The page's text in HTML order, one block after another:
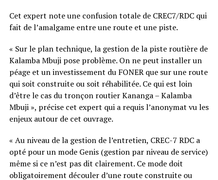
Cet expert note une confusion totale de CREC7/RDC qui
fait de l’amalgame entre une route et une piste.
« Sur le plan technique, la gestion de la piste routière de
Kalamba Mbuji pose problème. On ne peut installer un
péage et un investissement du FONER que sur une route
qui soit construite ou soit réhabilitée. Ce qui est loin
d’être le cas du tronçon routier Kananga – Kalamba
Mbuji », précise cet expert qui a requis l’anonymat vu les
enjeux autour de cet ouvrage.
« Au niveau de la gestion de l’entretien, CREC-7 RDC a
opté pour un mode Genis (gestion par niveau de service)
même si ce n’est pas dit clairement. Ce mode doit
obligatoirement découler d’une route construite ou